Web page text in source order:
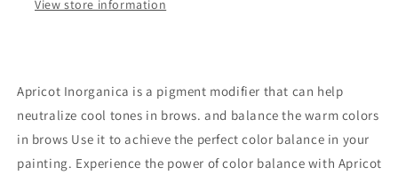
View store information
Apricot Inorganica is a pigment modifier that can help
neutralize cool tones in brows. and balance the warm colors
in brows Use it to achieve the perfect color balance in your
painting. Experience the power of color balance with Apricot